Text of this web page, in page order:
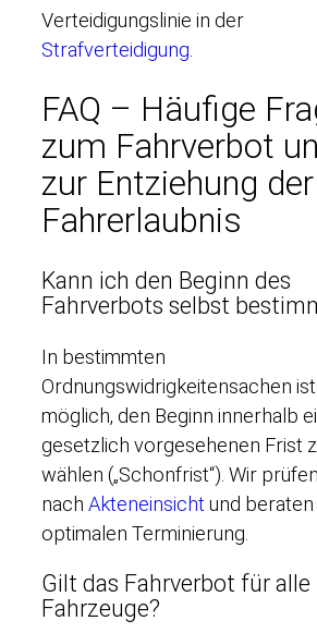
Verteidigungslinie in der
Strafverteidigung
FAQ – Häufige
zum Fahrverbot
zur Entziehung der
Fahrerlaubnis
Kann ich den Beginn des
Fahrverbots selbst
In bestimmten
Ordnungswidrigkeitensachen
möglich, den Beginn innerhalb
gesetzlich vorgesehenen Frist
wählen („Schonfrist“). Wir
nach Akteneinsicht und
optimalen Terminierung.
Gilt das Fahrverbot für alle
Fahrzeuge?